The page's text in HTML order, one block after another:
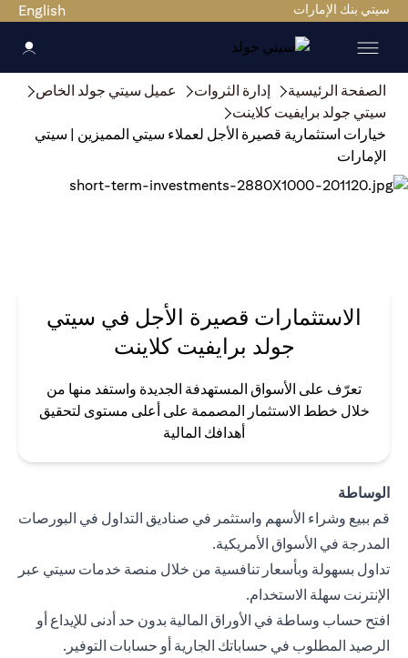
سيتي بنك الإمارات English
الصفحة الرئيسية إدارة الثروات
عميل سيتي جولد الخاص
سيتي جولد برايفيت كلاينت
خيارات استثمارية قصيرة الأجل لعملاء سيتي المميزين | سيتي
الإمارات
الاستثمارات قصيرة الأجل في سيتي
جولد برايفيت كلاينت
تعرّف على الأسواق المستهدفة الجديدة واستفد منها من
خلال خطط الاستثمار المصممة على أعلى مستوى لتحقيق
أهدافك المالية
الوساطة
قم ببيع وشراء الأسهم واستثمر في صناديق التداول في البورصات
المدرجة في الأسواق الأمريكية.
تداول بسهولة وبأسعار تنافسية من خلال منصة خدمات سيتي عبر
الإنترنت سهلة الاستخدام.
افتح حساب وساطة في الأوراق المالية بدون حد أدنى للإيداع أو
الرصيد المطلوب في حساباتك الجارية أو حسابات التوفير.